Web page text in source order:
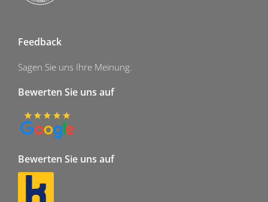
Feedback
Sagen Sie uns Ihre Meinung.
Bewerten Sie uns auf
Bewerten Sie uns auf